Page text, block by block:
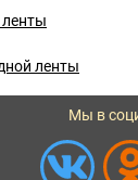
ленты
Мы в